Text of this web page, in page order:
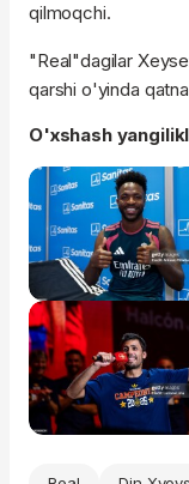
qilmoqchi.
"Real"dagilar
qarshi o'yinda
O'xshash